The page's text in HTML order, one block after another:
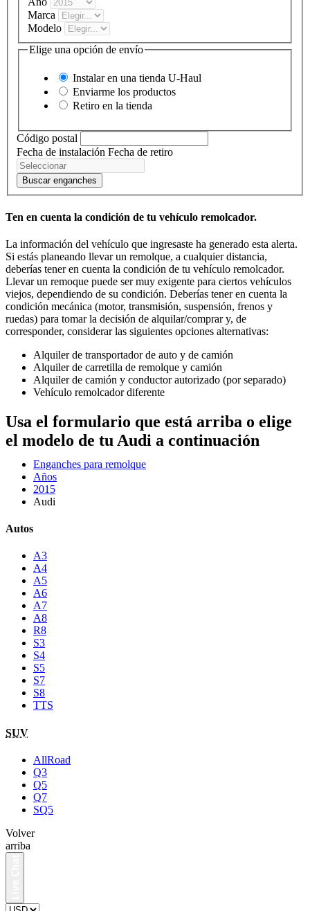
Marca
Modelo
Elige una opción de envío
Instalar en una tienda U-Haul
Enviarme los productos
Retiro en la tienda
Código postal
Fecha de instalación Fecha de retiro
Buscar enganches
Ten en cuenta la condición de tu vehículo remolcador.
La información del vehículo que ingresaste ha generado esta alerta.
Si estás planeando llevar un remolque, a cualquier distancia,
deberías tener en cuenta la condición de tu vehículo remolcador.
Llevar un remoque puede ser muy exigente para ciertos vehículos
viejos, dependiendo de su condición. Deberías tener en cuenta la
condición mecánica (motor, transmisión, suspensión, frenos y
ruedas) para tomar la decisión de alquilar/comprar y, de
corresponder, considerar las siguientes opciones alternativas:
Alquiler de transportador de auto y de camión
Alquiler de carretilla de remolque y camión
Alquiler de camión y conductor autorizado (por separado)
Vehículo remolcador diferente
Usa el formulario que está arriba o elige
el modelo de tu Audi a continuación
Enganches para remolque
Años
2015
Audi
Autos
A3
A4
A5
A6
A7
A8
R8
S3
S4
S5
S7
S8
TTS
SUV
AllRoad
Q3
Q5
Q7
SQ5
Volver
arriba